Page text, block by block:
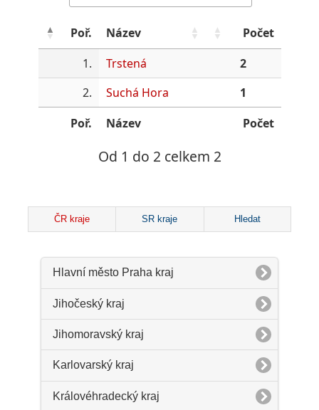
Poř. Název
Počet
1.
Trstená
2
2.
Suchá Hora
1
Poř.
Název Počet
Od 1 do 2 celkem 2
ČR kraje SR kraje Hledat
Hlavní město Praha kraj
Jihočeský kraj
Jihomoravský kraj
Karlovarský kraj
Královéhradecký kraj